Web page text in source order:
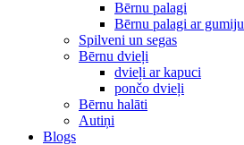
Bērnu palagi
Bērnu palagi ar gumiju
Spilveni un segas
Bērnu dvieļi
dvieļi ar kapuci
pončo dvieļi
Bērnu halāti
Autiņi
Blogs